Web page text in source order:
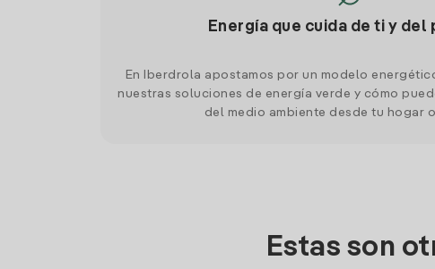
Energía que cuida de ti y del
En Iberdrola apostamos por un modelo
nuestras soluciones de energía verde y cómo
del medio ambiente desde tu hogar
Estas son